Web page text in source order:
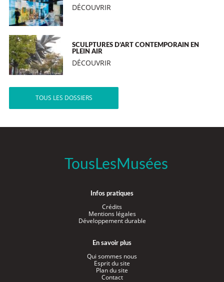
DÉCOUVRIR
SCULPTURES D’ART CONTEMPORAIN EN
PLEIN AIR
DÉCOUVRIR
TOUS LES DOSSIERS
TousLesMusées
Infos pratiques
Crédits
Mentions légales
Développement durable
En savoir plus
Qui sommes nous
Esprit du site
Plan du site
Contact